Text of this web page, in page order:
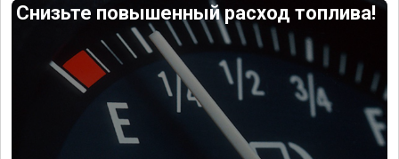
Снизьте повышенный расход топлива!